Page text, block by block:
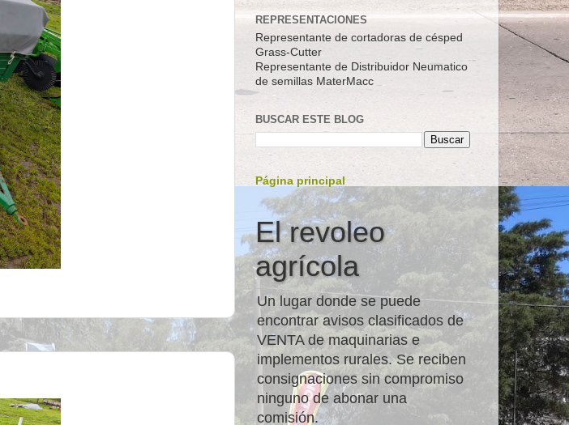
REPRESENTACIONES
Representante de cortadoras de césped
Grass-Cutter
Representante de Distribuidor Neumatico
de semillas MaterMacc
BUSCAR ESTE BLOG
Página principal
El revoleo
agrícola
Un lugar donde se puede
encontrar avisos clasificados de
VENTA de maquinarias e
implementos rurales. Se reciben
consignaciones sin compromiso
ninguno de abonar una
comisión.